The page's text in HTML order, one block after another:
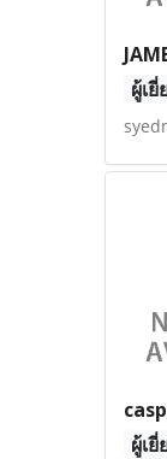
ผู้เ
ผู้เ